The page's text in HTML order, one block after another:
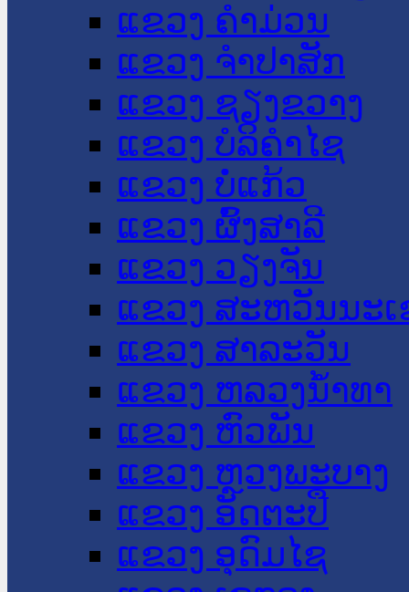
ແຂວງ ຄໍາມ່ວນ
ແຂວງ ຈໍາປາສັກ
ແຂວງ ຊຽງຂວາງ
ແຂວງ ບໍລິຄໍາໄຊ
ແຂວງ ບໍ່ແກ້ວ
ແຂວງ ຜົ້ງສາລີ
ແຂວງ ວຽງຈັນ
ແຂວງ ສະຫວັນນະ
ແຂວງ ສາລະວັນ
ແຂວງ ຫລວງນໍ້າທາ
ແຂວງ ຫົວພັນ
ແຂວງ ຫຼວງພະບາງ
ແຂວງ ອັດຕະປື
ແຂວງ ອຸດົມໄຊ